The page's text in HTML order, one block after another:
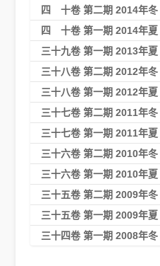
四 十卷 第二期 2014年冬
四 十卷 第一期 2014年夏
三十九卷 第一期 2013年夏
三十八卷 第二期 2012年冬
三十八卷 第一期 2012年夏
三十七卷 第二期 2011年冬
三十七卷 第一期 2011年夏
三十六卷 第二期 2010年冬
三十六卷 第一期 2010年夏
三十五卷 第二期 2009年冬
三十五卷 第一期 2009年夏
三十四卷 第一期 2008年冬